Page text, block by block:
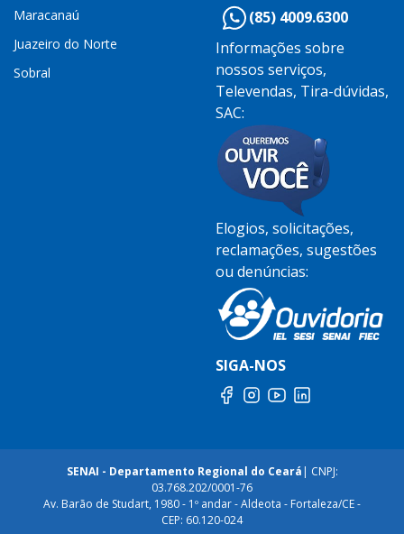
Maracanaú
Juazeiro do Norte
Sobral
(85) 4009.6300
Informações sobre
nossos serviços,
Televendas, Tira-dúvidas,
SAC:
Elogios, solicitações,
reclamações, sugestões
ou denúncias:
SIGA-NOS
SENAI - Departamento Regional do Ceará | CNPJ:
03.768.202/0001-76
Av. Barão de Studart, 1980 - 1º andar - Aldeota - Fortaleza/CE -
CEP: 60.120-024